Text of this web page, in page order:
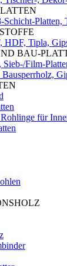
Platten,
HDF, Tipla,
BAU-
Sieb-/Film-
für